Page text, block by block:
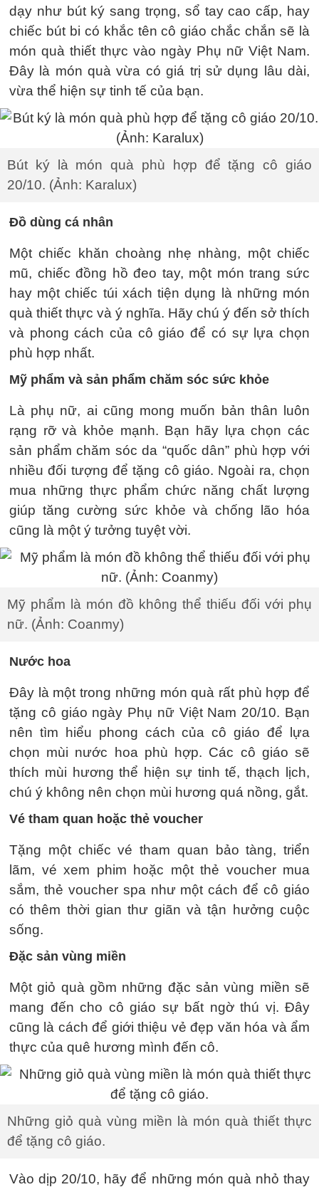
dạy như bút ký sang trọng, sổ tay cao cấp, hay
chiếc bút bi có khắc tên cô giáo chắc chắn sẽ là
món quà thiết thực vào ngày Phụ nữ Việt Nam.
Đây là món quà vừa có giá trị sử dụng lâu dài,
vừa thể hiện sự tinh tế của bạn.
Bút ký là món quà phù hợp để tặng cô giáo
20/10. (Ảnh: Karalux)
Đồ dùng cá nhân
Một chiếc khăn choàng nhẹ nhàng, một chiếc
mũ, chiếc đồng hồ đeo tay, một món trang sức
hay một chiếc túi xách tiện dụng là những món
quà thiết thực và ý nghĩa. Hãy chú ý đến sở thích
và phong cách của cô giáo để có sự lựa chọn
phù hợp nhất.
Mỹ phẩm và sản phẩm chăm sóc sức khỏe
Là phụ nữ, ai cũng mong muốn bản thân luôn
rạng rỡ và khỏe mạnh. Bạn hãy lựa chọn các
sản phẩm chăm sóc da “quốc dân” phù hợp với
nhiều đối tượng để tặng cô giáo. Ngoài ra, chọn
mua những thực phẩm chức năng chất lượng
giúp tăng cường sức khỏe và chống lão hóa
cũng là một ý tưởng tuyệt vời.
Mỹ phẩm là món đồ không thể thiếu đối với phụ
nữ. (Ảnh: Coanmy)
Nước hoa
Đây là một trong những món quà rất phù hợp để
tặng cô giáo ngày Phụ nữ Việt Nam 20/10. Bạn
nên tìm hiểu phong cách của cô giáo để lựa
chọn mùi nước hoa phù hợp. Các cô giáo sẽ
thích mùi hương thể hiện sự tinh tế, thạch lịch,
chú ý không nên chọn mùi hương quá nồng, gắt.
Vé tham quan hoặc thẻ voucher
Tặng một chiếc vé tham quan bảo tàng, triển
lãm, vé xem phim hoặc một thẻ voucher mua
sắm, thẻ voucher spa như một cách để cô giáo
có thêm thời gian thư giãn và tận hưởng cuộc
sống.
Đặc sản vùng miền
Một giỏ quà gồm những đặc sản vùng miền sẽ
mang đến cho cô giáo sự bất ngờ thú vị. Đây
cũng là cách để giới thiệu vẻ đẹp văn hóa và ẩm
thực của quê hương mình đến cô.
Những giỏ quà vùng miền là món quà thiết thực
để tặng cô giáo.
Vào dịp 20/10, hãy để những món quà nhỏ thay